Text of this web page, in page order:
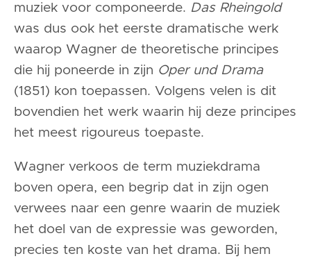
muziek voor componeerde. Das Rheingold
was dus ook het eerste dramatische werk
waarop Wagner de theoretische principes
die hij poneerde in zijn Oper und Drama
(1851) kon toepassen. Volgens velen is dit
bovendien het werk waarin hij deze principes
het meest rigoureus toepaste.
Wagner verkoos de term muziekdrama
boven opera, een begrip dat in zijn ogen
verwees naar een genre waarin de muziek
het doel van de expressie was geworden,
precies ten koste van het drama. Bij hem